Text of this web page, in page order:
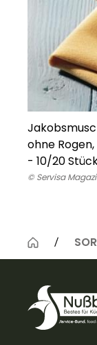
ohne
- 10/20
© Servisa